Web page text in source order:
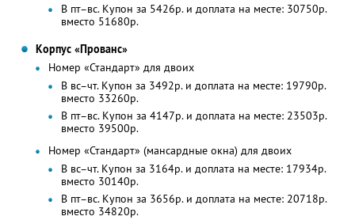
В пт–вс. Купон за 5426р. и доплата на месте: 30750р.
вместо 51680р.
Корпус «Прованс»
Номер «Стандарт» для двоих
В вс–чт. Купон за 3492р. и доплата на месте: 19790р.
вместо 33260р.
В пт–вс. Купон за 4147р. и доплата на месте: 23503р.
вместо 39500р.
Номер «Стандарт» (мансардные окна) для двоих
В вс–чт. Купон за 3164р. и доплата на месте: 17934р.
вместо 30140р.
В пт–вс. Купон за 3656р. и доплата на месте: 20718р.
вместо 34820р.